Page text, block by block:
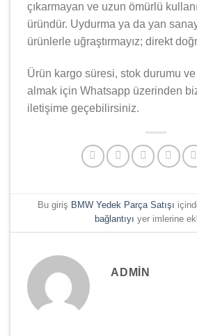
çıkarmayan ve uzun ömürlü
üründür. Uydurma ya da yan
ürünlerle uğraştırmayız; direkt
Ürün kargo süresi, stok durumu ve
almak için Whatsapp üzerinden
iletişime geçebilirsiniz.
Bu giriş BMW Yedek Parça Satışı
bağlantıyı yer imlerine
ADMIN